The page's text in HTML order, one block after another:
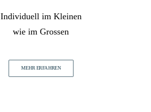
Individuell im Kleinen
wie im Grossen
MEHR ERFAHREN